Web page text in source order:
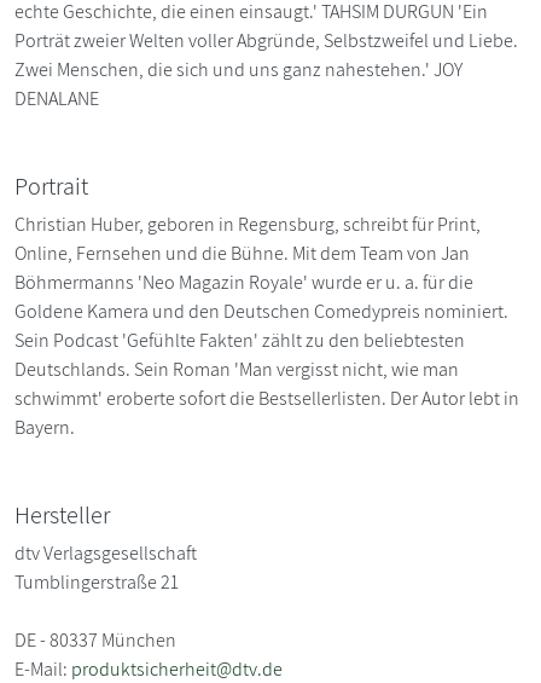
echte Geschichte, die einen einsaugt.' TAHSIM DURGUN 'Ein
Porträt zweier Welten voller Abgründe, Selbstzweifel und Liebe.
Zwei Menschen, die sich und uns ganz nahestehen.' JOY
DENALANE
Portrait
Christian Huber, geboren in Regensburg, schreibt für Print,
Online, Fernsehen und die Bühne. Mit dem Team von Jan
Böhmermanns 'Neo Magazin Royale' wurde er u. a. für die
Goldene Kamera und den Deutschen Comedypreis nominiert.
Sein Podcast 'Gefühlte Fakten' zählt zu den beliebtesten
Deutschlands. Sein Roman 'Man vergisst nicht, wie man
schwimmt' eroberte sofort die Bestsellerlisten. Der Autor lebt in
Bayern.
Hersteller
dtv Verlagsgesellschaft
Tumblingerstraße 21
DE - 80337 München
E-Mail: produktsicherheit@dtv.de